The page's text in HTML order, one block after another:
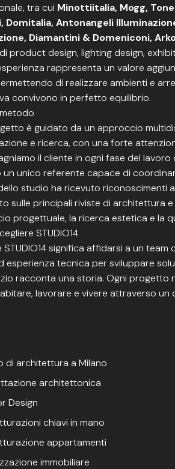
tra cui Minottiitalia, Mogg,
Domitalia, Antonangeli
Diamantini & Domeniconi,
product design, lighting design,
rappresenta un valore
di realizzare ambienti e
convivono in perfetto equilibrio.
è guidato da un approccio
e ricerca, con una forte
il cliente in ogni fase del
unico referente capace di
studio ha ricevuto riconoscimenti
sulle principali riviste di architettura
progettuale, la ricerca estetica e la
STUDIO14
STUDIO14 significa affidarsi a un
esperienza tecnica per sviluppare
racconta una storia. Ogni progetto
lavorare e vivere attraverso
di architettura a Milano
architettonica
Design
chiavi in mano
appartamenti
immobiliare